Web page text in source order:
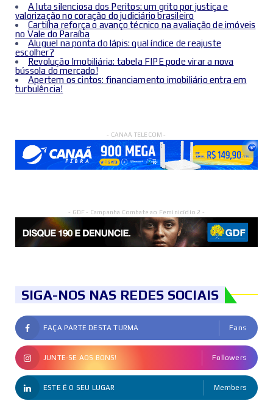
A luta silenciosa dos Peritos: um grito por justiça e
valorização no coração do judiciário brasileiro
Cartilha reforça o avanço técnico na avaliação de imóveis
no Vale do Paraíba
Aluguel na ponta do lápis: qual índice de reajuste
escolher?
Revolução Imobiliária: tabela FIPE pode virar a nova
bússola do mercado!
Apertem os cintos: financiamento imobiliário entra em
turbulência!
- CANAÃ TELECOM -
- GDF - Campanha Combate ao Feminicídio 2 -
SIGA-NOS NAS REDES SOCIAIS
FAÇA PARTE DESTA TURMA Fans
JUNTE-SE AOS BONS! Followers
ESTE É O SEU LUGAR Members